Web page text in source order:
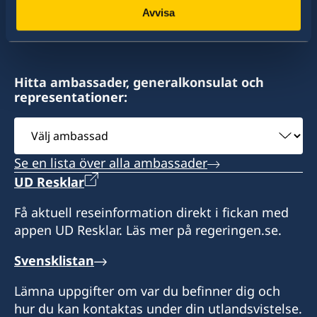
Avvisa
Telefaxnummer konsulat
Sveriges konsulat
Medical Associates
Victoria Road,
Basseterre
St Kitts och Nevis
Honorärkonsul
Dr. Joy Kathleen Allen-Ferdinand
av drygt 100 utlandsmyndigheter.
Hitta ambassader, generalkonsulat och
representationer:
Välj
ambassad
Se en lista över alla ambassader
UD Resklar
Få aktuell reseinformation direkt i fickan med
appen UD Resklar. Läs mer på regeringen.se.
Svensklistan
Lämna uppgifter om var du befinner dig och
hur du kan kontaktas under din utlandsvistelse.